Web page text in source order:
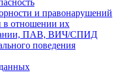
и правонарушений
в отношении их
ПАВ, ВИЧ/СПИД
поведения